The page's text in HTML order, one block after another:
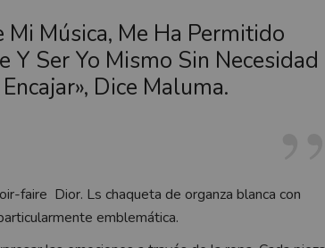
Música, Me Ha Permitido
Y Ser Yo Mismo Sin Necesidad
Dice Maluma.
faire Dior. Ls chaqueta de organza blanca con
emblemática.